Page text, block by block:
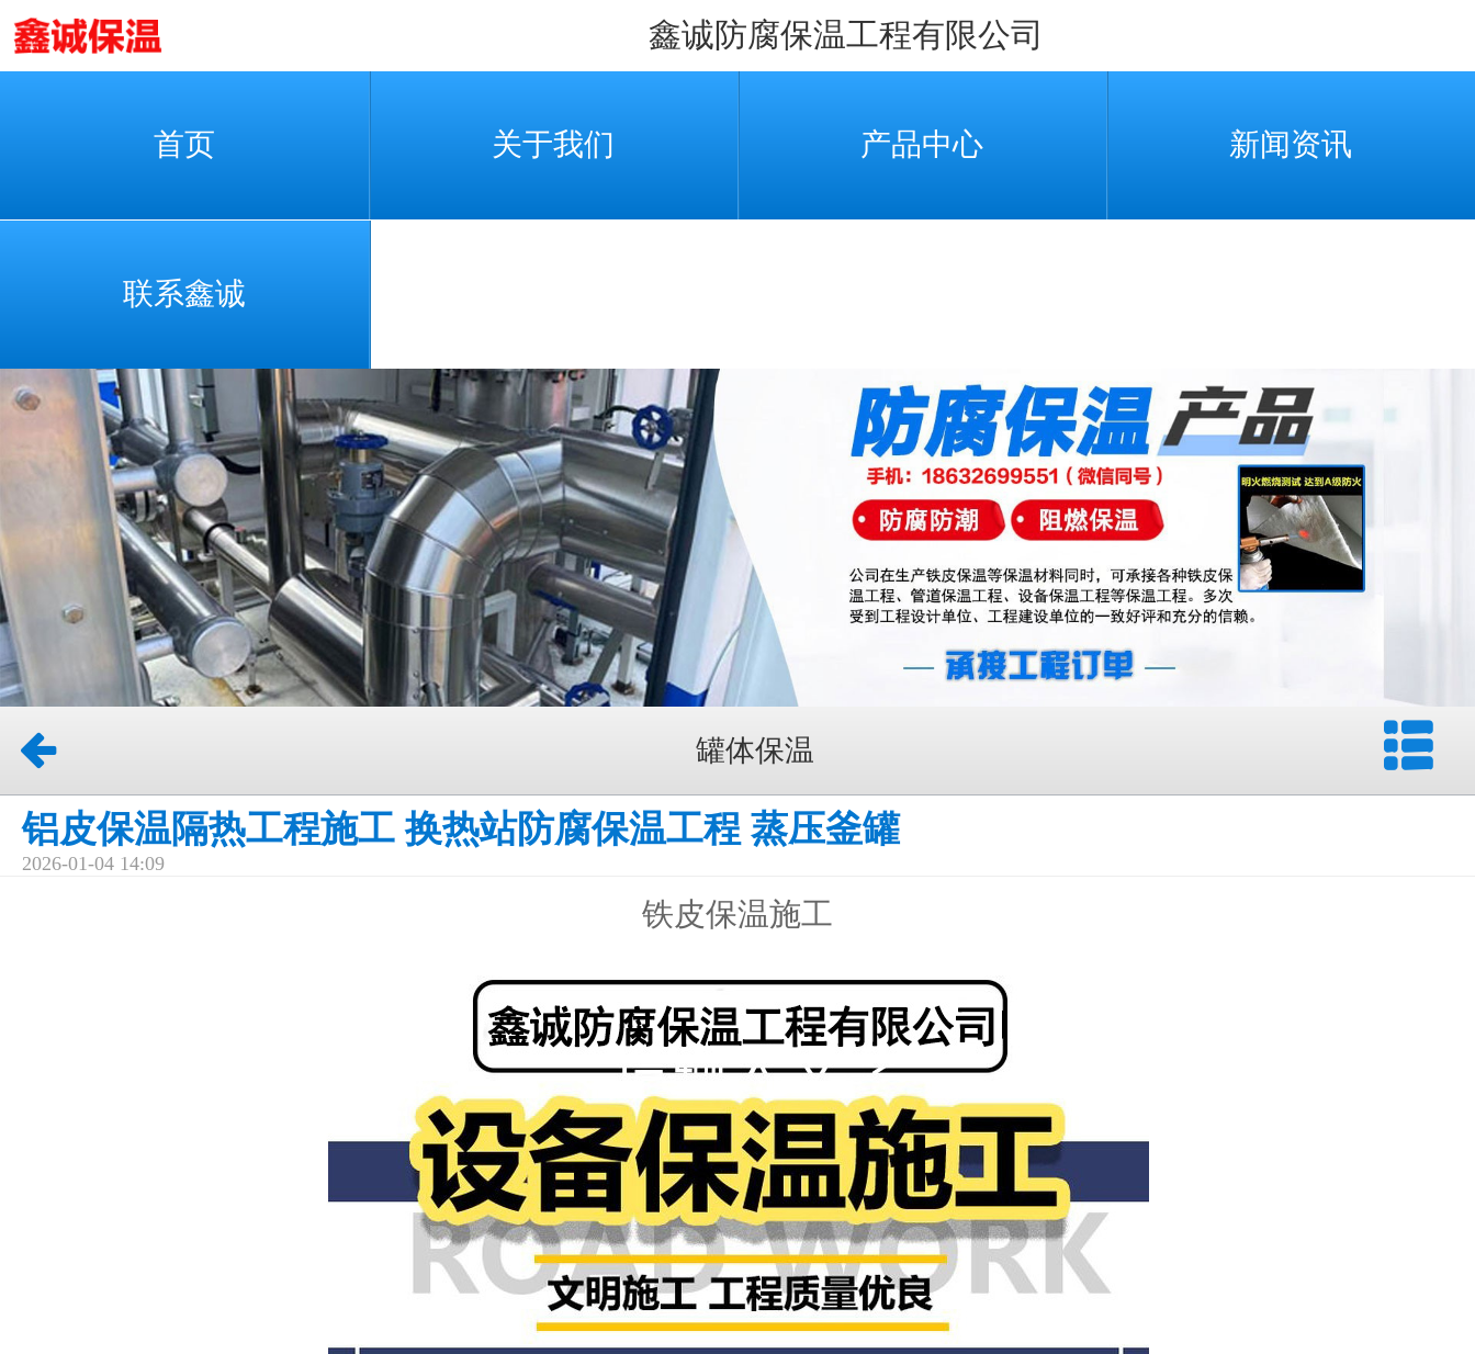
鑫诚防腐保温工程有限公司
首页 关于我们 产品中心 新闻资讯
联系鑫诚
罐体保温
铝皮保温隔热工程施工 换热站防腐保温工程 蒸压釜罐
2026-01-04 14:09
铁皮保温施工